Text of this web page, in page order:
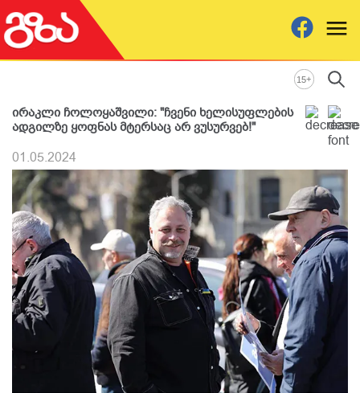
15+
ირაკლი ჩოლოყაშვილი: "ჩვენი ხელისუფლების
ადგილზე ყოფნას მტერსაც არ ვუსურვებ!"
01.05.2024